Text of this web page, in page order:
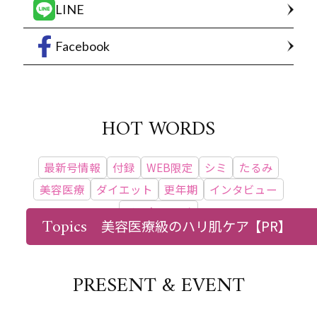
LINE
Facebook
HOT WORDS
最新号情報 付録 WEB限定 シミ
たるみ
美容医療
ダイエット 更年期
インタビュー
ベストコスメ
PRESENT & EVENT
Topics 美容医療級のハリ肌ケア【PR】